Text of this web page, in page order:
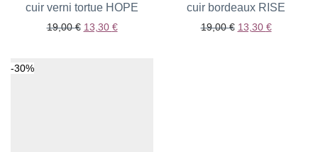
cuir verni tortue HOPE
19,00€ Le prix initial était : 19,00 €.
13,30 €Le prix actuel est : 13,30 €.
Ajouter aux favoris
cuir bordeaux RISE
19,00€ Le prix initial
13,30 €Le prix
Ajouter aux favoris
-30%